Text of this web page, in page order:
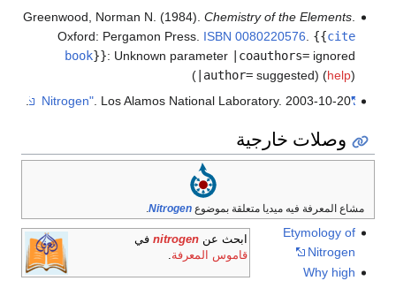
Greenwood, Norman N. (1984). Chemistry of the Elements.
Oxford: Pergamon Press. ISBN 0080220576. {{cite
book}}: Unknown parameter |coauthors=ignored
(|author=suggested) (help)
"Nitrogen"
. Los Alamos National Laboratory. 2003-10-20.
وصلات خارجية
مشاع المعرفة فيه ميديا متعلقة بموضوعNitrogen
ابحث عنnitrogen في
قاموس المعرفة
Etymology of
Nitrogen
Why high